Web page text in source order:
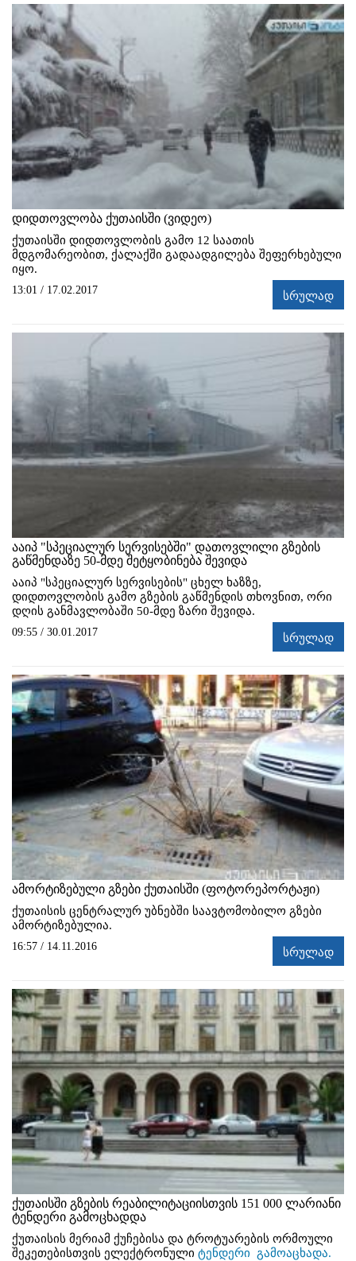
დიდთოვლობა ქუთაისში (ვიდეო)
ქუთაისში დიდთოვლობის გამო 12 საათის
მდგომარეობით, ქალაქში გადაადგილება შეფერხებული
იყო.
13:01 / 17.02.2017 სრულად
ააიპ "სპეციალურ სერვისებში" დათოვლილი გზების
გაწმენდაზე 50-მდე შეტყობინება შევიდა
ააიპ "სპეციალურ სერვისების" ცხელ ხაზზე,
დიდთოვლობის გამო გზების გაწმენდის თხოვნით, ორი
დღის განმავლობაში 50-მდე ზარი შევიდა.
09:55 / 30.01.2017 სრულად
ამორტიზებული გზები ქუთაისში (ფოტორეპორტაჟი)
ქუთაისის ცენტრალურ უბნებში საავტომობილო გზები
ამორტიზებულია.
16:57 / 14.11.2016 სრულად
ქუთაისში გზების რეაბილიტაციისთვის 151 000 ლარიანი
ტენდერი გამოცხადდა
ქუთაისის მერიამ ქუჩებისა და ტროტუარების ორმოული
შეკეთებისთვის ელექტრონული ტენდერი გამოაცხადა.